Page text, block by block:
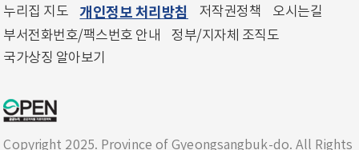
누리집 지도 개인정보 처리방침 저작권정책
오시는길
부서전화번호/팩스번호 안내
정부/지자체 조직도
국가상징 알아보기
Copyright 2025. Province of Gyeongsangbuk-do. All Rights